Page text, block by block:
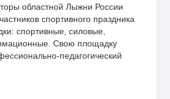
областной Лыжни России
спортивного праздника
спортивные, силовые,
Свою площадку
педагогический